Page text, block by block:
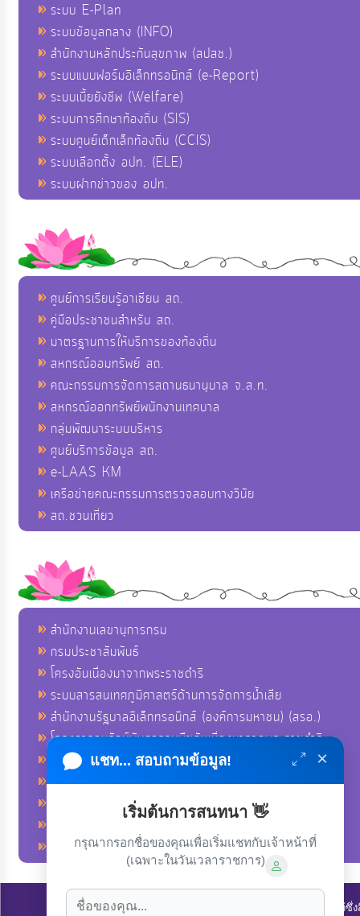
ระบบ E-Plan
ระบบข้อมูลกลาง (INFO)
สำนักงานหลักประกันสุขภาพ (สปสช.)
ระบบแบบฟอร์มอิเล็กทรอนิกส์ (e-Report)
ระบบเบี้ยยังชีพ (Welfare)
ระบบการศึกษาท้องถิ่น (SIS)
ระบบศูนย์เด็กเล็กท้องถิ่น (CCIS)
ระบบเลือกตั้ง อปท. (ELE)
ระบบฝากข่าวของ อปท.
ศูนย์การเรียนรู้อาเซียน สถ.
คู่มือประชาชนสำหรับ สถ.
มาตรฐานการให้บริการของท้องถิ่น
สหกรณ์ออมทรัพย์ สถ.
คณะกรรมการจัดการสถานธนานุบาล จ.ส.ท.
สหกรณ์ออกทรัพย์พนักงานเทศบาล
กลุ่มพัฒนาระบบบริหาร
ศูนย์บริการข้อมูล สถ.
e-LAAS KM
เครือข่ายคณะกรรมการตรวจสอบทางวินัย
สถ.ชวนเที่ยว
สำนักงานเลขานุการกรม
กรมประชาสัมพันธ์
โครงอันเนื่องมาจากพระราชดำริ
ระบบสารสนเทศภูมิศาสตร์ด้านการจัดการน้ำเสีย
สำนักงานรัฐบาลอิเล็กทรอนิกส์ (องค์การมหาชน) (สรอ.)
โครงการอนุรักษ์พันธุกรรมพืชอันเนื่องมาจากพระราชดำริ
คลังข่าวมหาไทย
คู่มือตาม พ.ร.บ.อำนวยความสดวกฯ
ฐานข้อมูลหน่วยงานภาครัฐ (INFO)
ศูนย์อำนวยการบริหารจังหวัดชายแดนภาคใต้ ศอ.บต.
ลิขสิทธิ์ © 2022-2023 องค์การบริหารส่วนตำบลนาโพธิ์. ขอสงวนไว้
แชท... สอบถามข้อมูล! ×
เริ่มต้นการสนทนา 👋
กรุณากรอกชื่อของคุณเพื่อเริ่มแชทกับเจ้าหน้าที่
(เฉพาะในวันเวลาราชการ)